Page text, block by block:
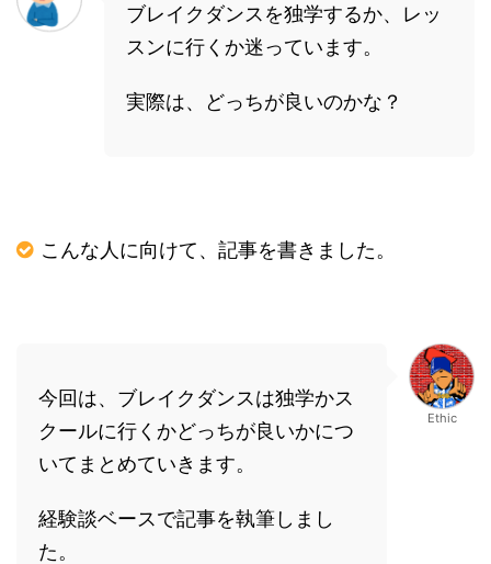
ブレイクダンスを独学するか、レッ
スンに行くか迷っています。
実際は、どっちが良いのかな？
こんな人に向けて、記事を書きました。
今回は、ブレイクダンスは独学かス
クールに行くかどっちが良いかにつ
いてまとめていきます。
経験談ベースで記事を執筆しまし
た。
Ethic